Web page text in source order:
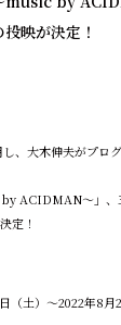
映が決定！
、大木伸夫がプロ
by ACIDMAN～」
定！
（土）〜2022年8月